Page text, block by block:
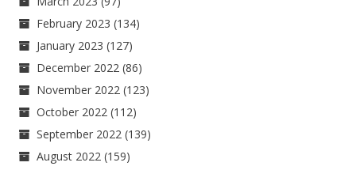
February 2023 (134)
January 2023 (127)
December 2022 (86)
November 2022 (123)
October 2022 (112)
September 2022 (139)
August 2022 (159)